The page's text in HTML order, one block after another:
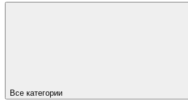
Все категории